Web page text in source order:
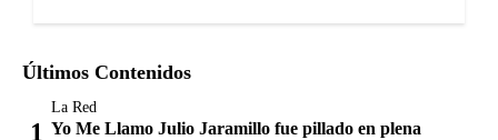
Últimos Contenidos
La Red
Yo Me Llamo Julio Jaramillo fue pillado en plena